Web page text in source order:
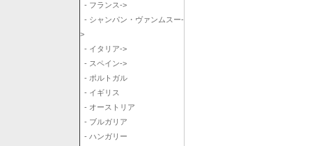
- フランス->
- シャンパン・ヴァンムスー-
>
- イタリア->
- スペイン->
- ポルトガル
- イギリス
- オーストリア
- ブルガリア
- ハンガリー